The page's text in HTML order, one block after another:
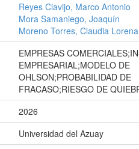
Reyes Clavijo, Marco Antonio
Mora Samaniego, Joaquín
Moreno Torres, Claudia Lorena
EMPRESAS
EMPRESARIAL;MODELO DE
OHLSON;PROBABILIDAD DE
FRACASO;RIESGO DE
2026
Universidad del Azuay